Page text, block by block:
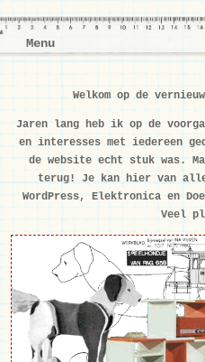
Menu
Welkom op de
Jaren lang heb ik op de
en interesses met iedereen
de website echt stuk was.
terug! Je kan hier van
WordPress, Elektronica en
Veel